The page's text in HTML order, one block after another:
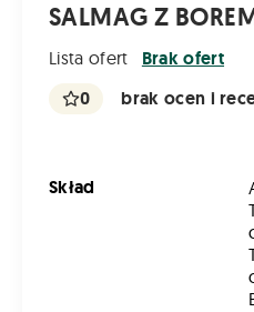
SALMAG Z
Lista ofert Brak ofert
0 brak ocen i
Skład